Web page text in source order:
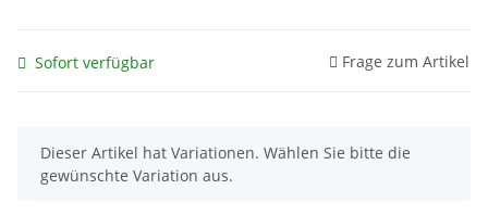
Sofort verfügbar Frage zum Artikel
x
Dieser Artikel hat Variationen. Wählen Sie bitte die
gewünschte Variation aus.